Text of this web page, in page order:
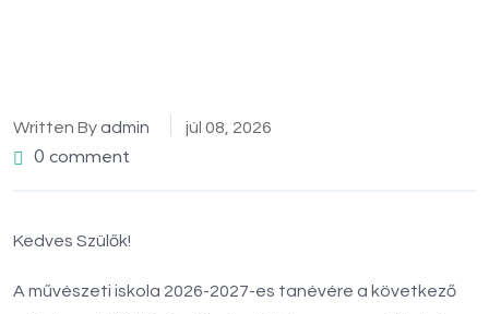
Written By admin júl 08, 2026
0 comment
Kedves Szülők!
A művészeti iskola 2026-2027-es tanévére a következő